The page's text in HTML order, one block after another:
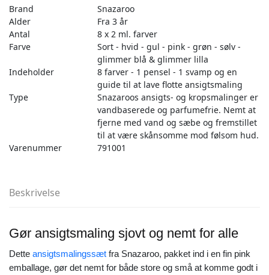
Snazaroo
antal
Brand
Snazaroo
Alder
Fra 3 år
Antal
8 x 2 ml. farver
Farve
Sort - hvid - gul - pink - grøn - sølv -
glimmer blå & glimmer lilla
Indeholder
8 farver - 1 pensel - 1 svamp og en
guide til at lave flotte ansigtsmaling
Type
Snazaroos ansigts- og kropsmalinger er
vandbaserede og parfumefrie. Nemt at
fjerne med vand og sæbe og fremstillet
til at være skånsomme mod følsom hud.
Varenummer
791001
Beskrivelse
Gør ansigtsmaling sjovt og nemt for alle
Dette ansigtsmalingssæt fra Snazaroo, pakket ind i en fin pink
emballage, gør det nemt for både store og små at komme godt i